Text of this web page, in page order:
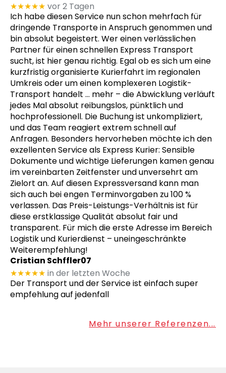
★★★★★ vor 2 Tagen
Ich habe diesen Service nun schon mehrfach für
dringende Transporte in Anspruch genommen und
bin absolut begeistert. Wer einen verlässlichen
Partner für einen schnellen Express Transport
sucht, ist hier genau richtig. Egal ob es sich um eine
kurzfristig organisierte Kurierfahrt im regionalen
Umkreis oder um einen komplexeren Logistik-
Transport handelt … mehr – die Abwicklung verläuft
jedes Mal absolut reibungslos, pünktlich und
hochprofessionell. Die Buchung ist unkompliziert,
und das Team reagiert extrem schnell auf
Anfragen. Besonders hervorheben möchte ich den
exzellenten Service als Express Kurier: Sensible
Dokumente und wichtige Lieferungen kamen genau
im vereinbarten Zeitfenster und unversehrt am
Zielort an. Auf diesen Expressversand kann man
sich auch bei engen Terminvorgaben zu 100 %
verlassen. Das Preis-Leistungs-Verhältnis ist für
diese erstklassige Qualität absolut fair und
transparent. Für mich die erste Adresse im Bereich
Logistik und Kurierdienst – uneingeschränkte
Weiterempfehlung!
Cristian Schffler07
★★★★★ in der letzten Woche
Der Transport und der Service ist einfach super
empfehlung auf jedenfall
Mehr unserer Referenzen...